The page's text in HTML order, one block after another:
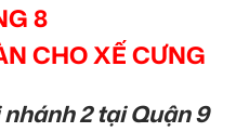
8
CHO XẾ CƯNG
2 tại Quận 9